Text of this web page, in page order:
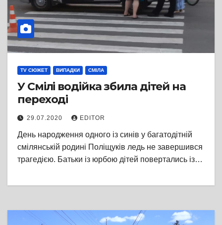
TV СЮЖЕТ ВИПАДКИ СМІЛА
У Смілі водійка збила дітей на
переході
29.07.2020 EDITOR
День народження одного із синів у багатодітній
смілянській родині Поліщуків ледь не завершився
трагедією. Батьки із юрбою дітей повертались із…